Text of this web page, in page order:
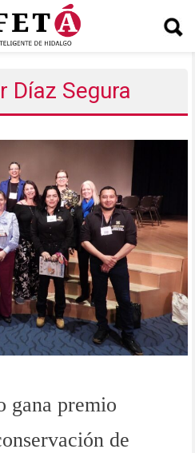
Díaz Segura
gana premio
de